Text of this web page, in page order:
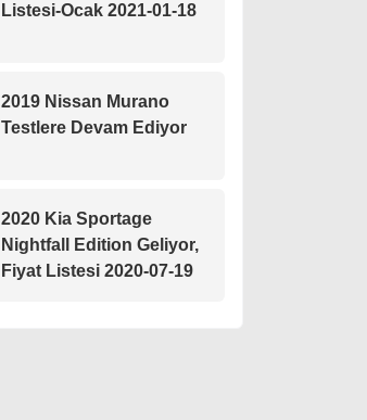
Listesi-Ocak 2021-01-18
2019 Nissan Murano
Testlere Devam Ediyor
2020 Kia Sportage
Nightfall Edition Geliyor,
Fiyat Listesi 2020-07-19